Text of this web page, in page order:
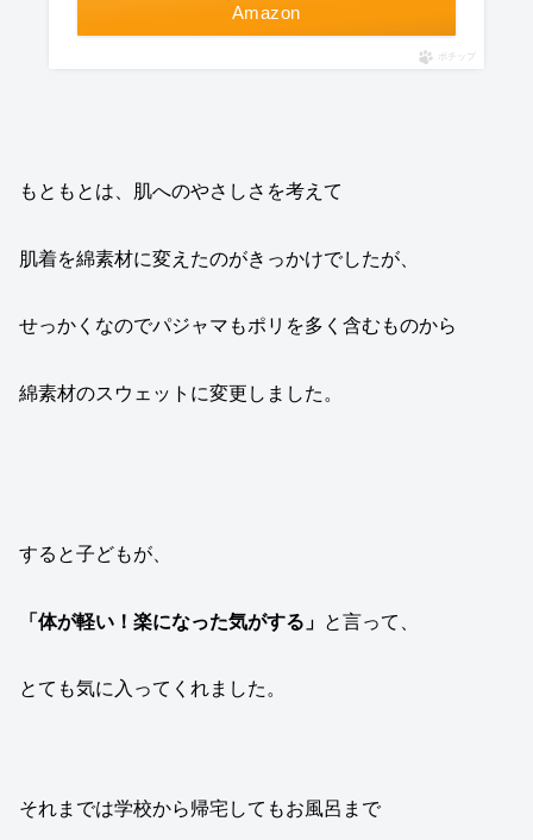
Amazon
ポチップ
もともとは、肌へのやさしさを考えて
肌着を綿素材に変えたのがきっかけでしたが、
せっかくなのでパジャマもポリを多く含むものから
綿素材のスウェットに変更しました。
すると子どもが、
「体が軽い！楽になった気がする」 と言って、
とても気に入ってくれました。
それまでは学校から帰宅してもお風呂まで